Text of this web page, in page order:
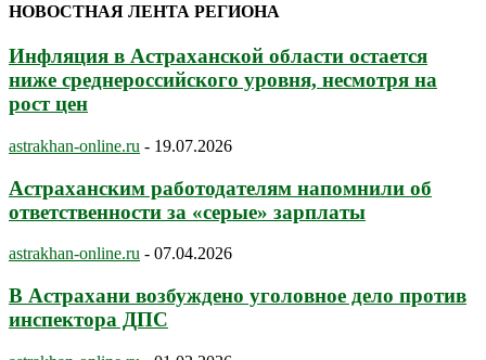
НОВОСТНАЯ ЛЕНТА РЕГИОНА
Инфляция в Астраханской области остается
ниже среднероссийского уровня, несмотря на
рост цен
astrakhan-online.ru - 19.07.2026
Астраханским работодателям напомнили об
ответственности за «серые» зарплаты
astrakhan-online.ru - 07.04.2026
В Астрахани возбуждено уголовное дело против
инспектора ДПС